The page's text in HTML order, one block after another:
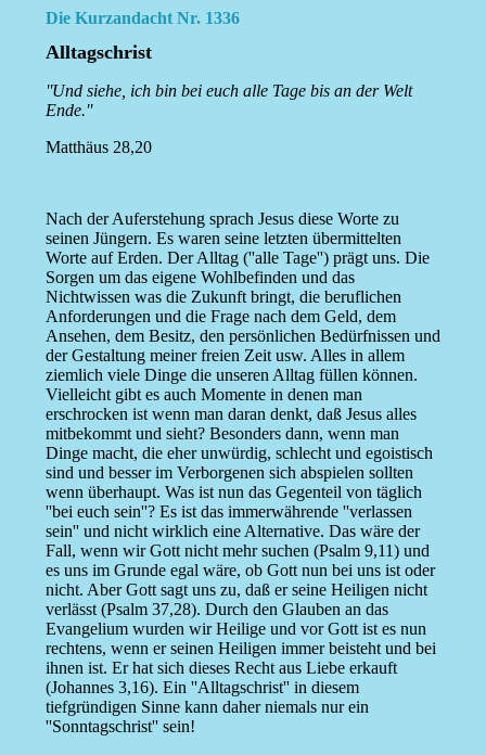
Die Kurzandacht Nr. 1336
Alltagschrist
''Und siehe, ich bin bei euch alle Tage bis an der Welt
Ende.''
Matthäus 28,20
Nach der Auferstehung sprach Jesus diese Worte zu
seinen Jüngern. Es waren seine letzten übermittelten
Worte auf Erden. Der Alltag (''alle Tage'') prägt uns. Die
Sorgen um das eigene Wohlbefinden und das
Nichtwissen was die Zukunft bringt, die beruflichen
Anforderungen und die Frage nach dem Geld, dem
Ansehen, dem Besitz, den persönlichen Bedürfnissen und
der Gestaltung meiner freien Zeit usw. Alles in allem
ziemlich viele Dinge die unseren Alltag füllen können.
Vielleicht gibt es auch Momente in denen man
erschrocken ist wenn man daran denkt, daß Jesus alles
mitbekommt und sieht? Besonders dann, wenn man
Dinge macht, die eher unwürdig, schlecht und egoistisch
sind und besser im Verborgenen sich abspielen sollten
wenn überhaupt. Was ist nun das Gegenteil von täglich
''bei euch sein''? Es ist das immerwährende ''verlassen
sein'' und nicht wirklich eine Alternative. Das wäre der
Fall, wenn wir Gott nicht mehr suchen (Psalm 9,11) und
es uns im Grunde egal wäre, ob Gott nun bei uns ist oder
nicht. Aber Gott sagt uns zu, daß er seine Heiligen nicht
verlässt (Psalm 37,28). Durch den Glauben an das
Evangelium wurden wir Heilige und vor Gott ist es nun
rechtens, wenn er seinen Heiligen immer beisteht und bei
ihnen ist. Er hat sich dieses Recht aus Liebe erkauft
(Johannes 3,16). Ein ''Alltagschrist'' in diesem
tiefgründigen Sinne kann daher niemals nur ein
''Sonntagschrist'' sein!